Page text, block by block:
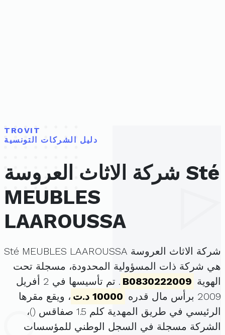
TROVIT
دليل الشركات التونسية
شركة الاثاث العروسة Sté
MEUBLES
LAAROUSSA
شركة الاثاث العروسة Sté MEUBLES LAAROUSSA
هي شركة ذات المسؤولية المحدودة، مسجلة تحت
الهوية B0830222009
. تم تأسيسها في 2 أفريل
2009 برأس مال قدره
10000 د.ت
، ويقع مقرها
الرئيسي في طريق المهدية كلم 1.5 صفاقس (
)،
الشركة مسجلة في السجل الوطني للمؤسسات